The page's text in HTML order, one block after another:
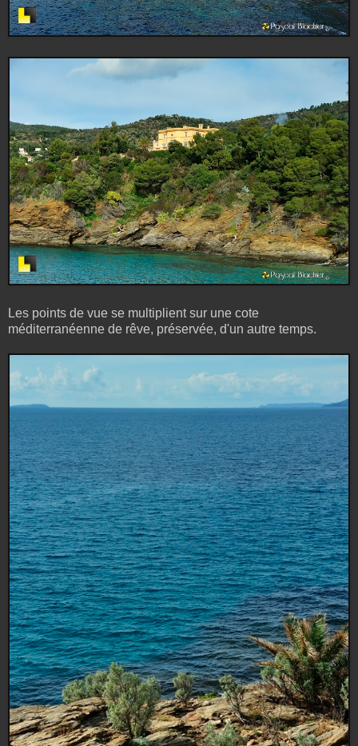
Les points de vue se multiplient sur une cote
méditerranéenne de rêve, préservée, d'un autre temps.